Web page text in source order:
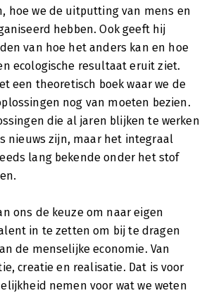
hoe we de uitputting van mens en
hebben. Ook geeft hij
van hoe het anders kan en hoe
ecologische resultaat eruit ziet.
een theoretisch boek waar we de
nog van moeten bezien.
die al jaren blijken te werken
nieuws zijn, maar het integraal
lang bekende onder het stof
ons de keuze om naar eigen
in te zetten om bij te dragen
de menselijke economie. Van
creatie en realisatie. Dat is voor
nemen voor wat we weten